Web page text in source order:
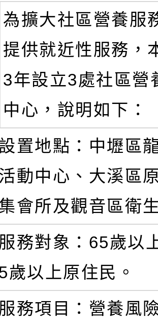
為擴大社區營養服
提供就近性服務，
3年設立3處社區營
中心，說明如下：
置地點：中壢區
動中心、大溪區
會所及觀音區衛
服務對象：65歲以
歲以上原住民。
服務項目：營養風